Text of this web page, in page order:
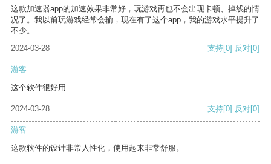
这款加速器app的加速效果非常好，玩游戏再也不会出现卡顿、掉线的情
况了。我以前玩游戏经常会输，现在有了这个app，我的游戏水平提升了
不少。
2024-03-28
支持[0] 反对[0]
游客
这个软件很好用
2024-03-28 支持[0] 反对[0]
游客
这款软件的设计非常人性化，使用起来非常舒服。